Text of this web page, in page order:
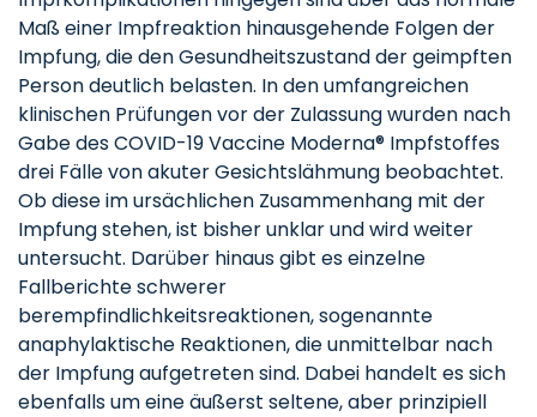
Maß einer Impfreaktion hinausgehende Folgen der
Impfung, die den Gesundheitszustand der geimpften
Person deutlich belasten. In den umfangreichen
klinischen Prüfungen vor der Zulassung wurden nach
Gabe des COVID-19 Vaccine Moderna® Impfstoffes
drei Fälle von akuter Gesichtslähmung beobachtet.
Ob diese im ursächlichen Zusammenhang mit der
Impfung stehen, ist bisher unklar und wird weiter
untersucht. Darüber hinaus gibt es einzelne
Fallberichte schwerer
berempfindlichkeitsreaktionen, sogenannte
anaphylaktische Reaktionen, die unmittelbar nach
der Impfung aufgetreten sind. Dabei handelt es sich
ebenfalls um eine äußerst seltene, aber prinzipiell